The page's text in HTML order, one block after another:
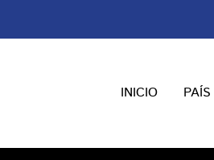
INICIO PAÍS